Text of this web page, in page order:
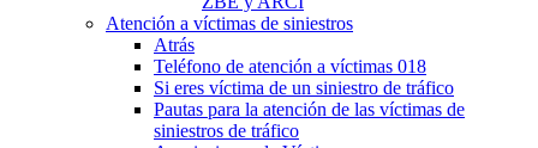
Atención a víctimas de siniestros
Atrás
Teléfono de atención a víctimas 018
Si eres víctima de un siniestro de tráfico
Pautas para la atención de las víctimas de
siniestros de tráfico